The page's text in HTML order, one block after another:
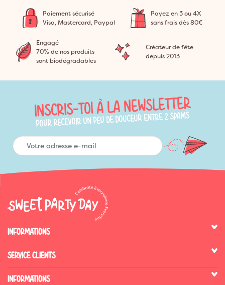
Paiement sécurisé
Visa, Mastercard, Paypal
Payez en 3 ou 4X
sans frais dès 80€
Engagé
70% de nos produits
sont biodégradables
Créateur de fête
depuis 2013
INSCRIS-TOI À LA NEWSLETTER
POUR RECEVOIR UN PEU DE DOUCEUR ENTRE 2 SPAMS
INFORMATIONS
SERVICE CLIENTS
INFORMATIONS